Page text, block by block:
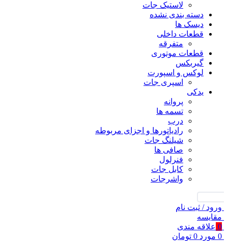
لاستیک جات
دسته بندی نشده
دیسک ها
قطعات داخلی
متفرقه
قطعات موتوری
گیربکس
لوکس و اسپورت
اسپری جات
یدکی
پروانه
تسمه ها
درب
رادیاتورها و اجزای مربوطه
شیلنگ جات
صافی ها
فنرلول
کابل جات
واشرجات
ورود / ثبت نام
مقايسه
0 علاقه مندی
0 مورد 0 تومان